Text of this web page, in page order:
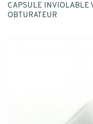
CAPSULE
OBTURATEUR